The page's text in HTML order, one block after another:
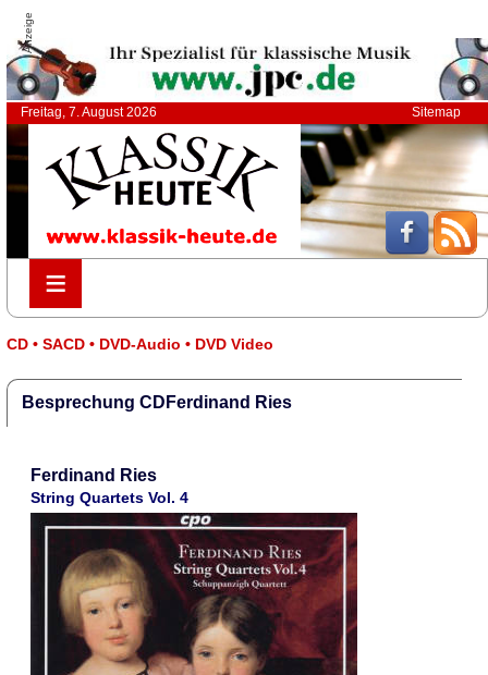
Anzeige
Freitag, 7. August 2026 Sitemap
≡
≡
CD • SACD • DVD-Audio • DVD Video
Besprechung CDFerdinand Ries
Ferdinand Ries
String Quartets Vol. 4